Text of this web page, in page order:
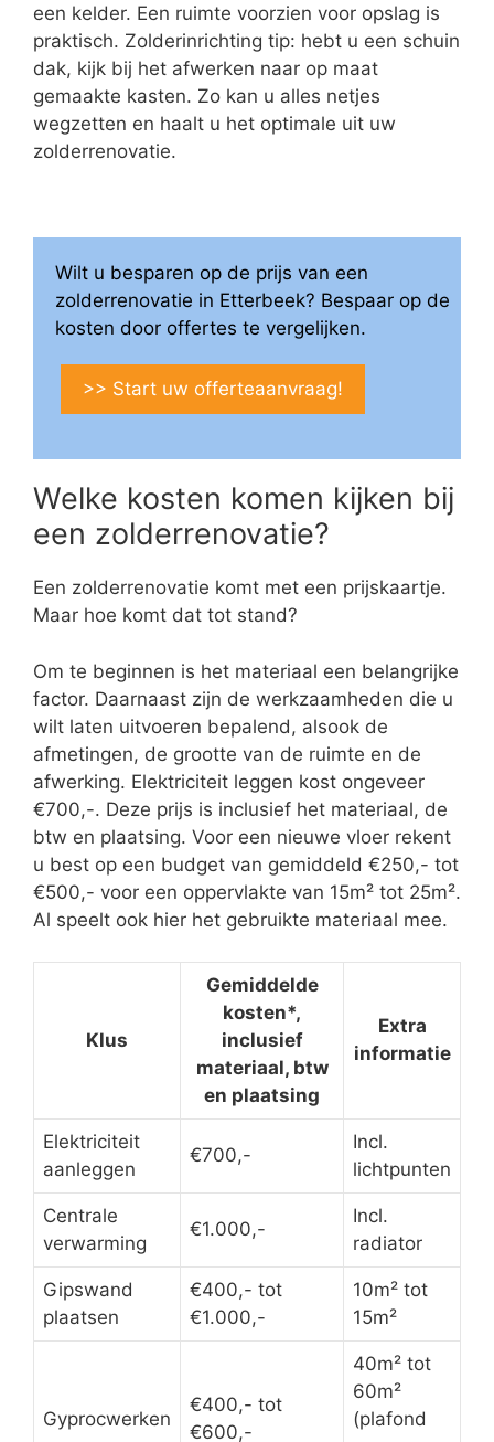
een kelder. Een ruimte voorzien voor opslag is
praktisch. Zolderinrichting tip: hebt u een schuin
dak, kijk bij het afwerken naar op maat
gemaakte kasten. Zo kan u alles netjes
wegzetten en haalt u het optimale uit uw
zolderrenovatie.
Wilt u besparen op de prijs van een
zolderrenovatie in Etterbeek? Bespaar op de
kosten door offertes te vergelijken.
>> Start uw offerteaanvraag!
Welke kosten komen kijken bij
een zolderrenovatie?
Een zolderrenovatie komt met een prijskaartje.
Maar hoe komt dat tot stand?
Om te beginnen is het materiaal een belangrijke
factor. Daarnaast zijn de werkzaamheden die u
wilt laten uitvoeren bepalend, alsook de
afmetingen, de grootte van de ruimte en de
afwerking. Elektriciteit leggen kost ongeveer
€700,-. Deze prijs is inclusief het materiaal, de
btw en plaatsing. Voor een nieuwe vloer rekent
u best op een budget van gemiddeld €250,- tot
€500,- voor een oppervlakte van 15m² tot 25m².
Al speelt ook hier het gebruikte materiaal mee.
Klus
Gemiddelde
kosten*,
inclusief
materiaal, btw
en plaatsing
Extra
informatie
Elektriciteit
aanleggen
€700,-
Incl.
lichtpunten
Centrale
verwarming
€1.000,-
Incl.
radiator
Gipswand
plaatsen
€400,- tot
€1.000,-
10m² tot
15m²
Gyprocwerken
€400,- tot
€600,-
40m² tot
60m²
(plafond